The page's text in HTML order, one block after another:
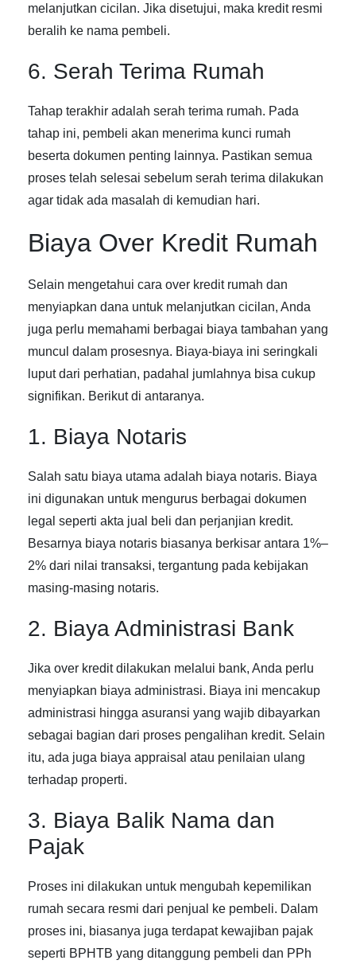
melanjutkan cicilan. Jika disetujui, maka kredit resmi
beralih ke nama pembeli.
6. Serah Terima Rumah
Tahap terakhir adalah serah terima rumah. Pada
tahap ini, pembeli akan menerima kunci rumah
beserta dokumen penting lainnya. Pastikan semua
proses telah selesai sebelum serah terima dilakukan
agar tidak ada masalah di kemudian hari.
Biaya Over Kredit Rumah
Selain mengetahui cara over kredit rumah dan
menyiapkan dana untuk melanjutkan cicilan, Anda
juga perlu memahami berbagai biaya tambahan yang
muncul dalam prosesnya. Biaya-biaya ini seringkali
luput dari perhatian, padahal jumlahnya bisa cukup
signifikan. Berikut di antaranya.
1. Biaya Notaris
Salah satu biaya utama adalah biaya notaris. Biaya
ini digunakan untuk mengurus berbagai dokumen
legal seperti akta jual beli dan perjanjian kredit.
Besarnya biaya notaris biasanya berkisar antara 1%–
2% dari nilai transaksi, tergantung pada kebijakan
masing-masing notaris.
2. Biaya Administrasi Bank
Jika over kredit dilakukan melalui bank, Anda perlu
menyiapkan biaya administrasi. Biaya ini mencakup
administrasi hingga asuransi yang wajib dibayarkan
sebagai bagian dari proses pengalihan kredit. Selain
itu, ada juga biaya appraisal atau penilaian ulang
terhadap properti.
3. Biaya Balik Nama dan
Pajak
Proses ini dilakukan untuk mengubah kepemilikan
rumah secara resmi dari penjual ke pembeli. Dalam
proses ini, biasanya juga terdapat kewajiban pajak
seperti BPHTB yang ditanggung pembeli dan PPh